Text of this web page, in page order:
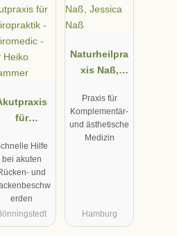
für
- HP Heiko
Brammer
Hilfe
bei akuten
und
erden
Naturheilpra
xis Naß,
Praxis für
Komplementär-
und ästhetische
Medizin
Hamburg